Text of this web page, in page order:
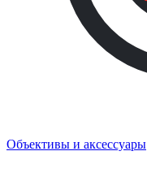
Объективы и аксессуары